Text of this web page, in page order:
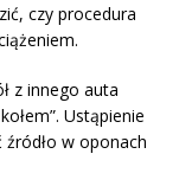
czy procedura
z innego auta
Ustąpienie
w oponach